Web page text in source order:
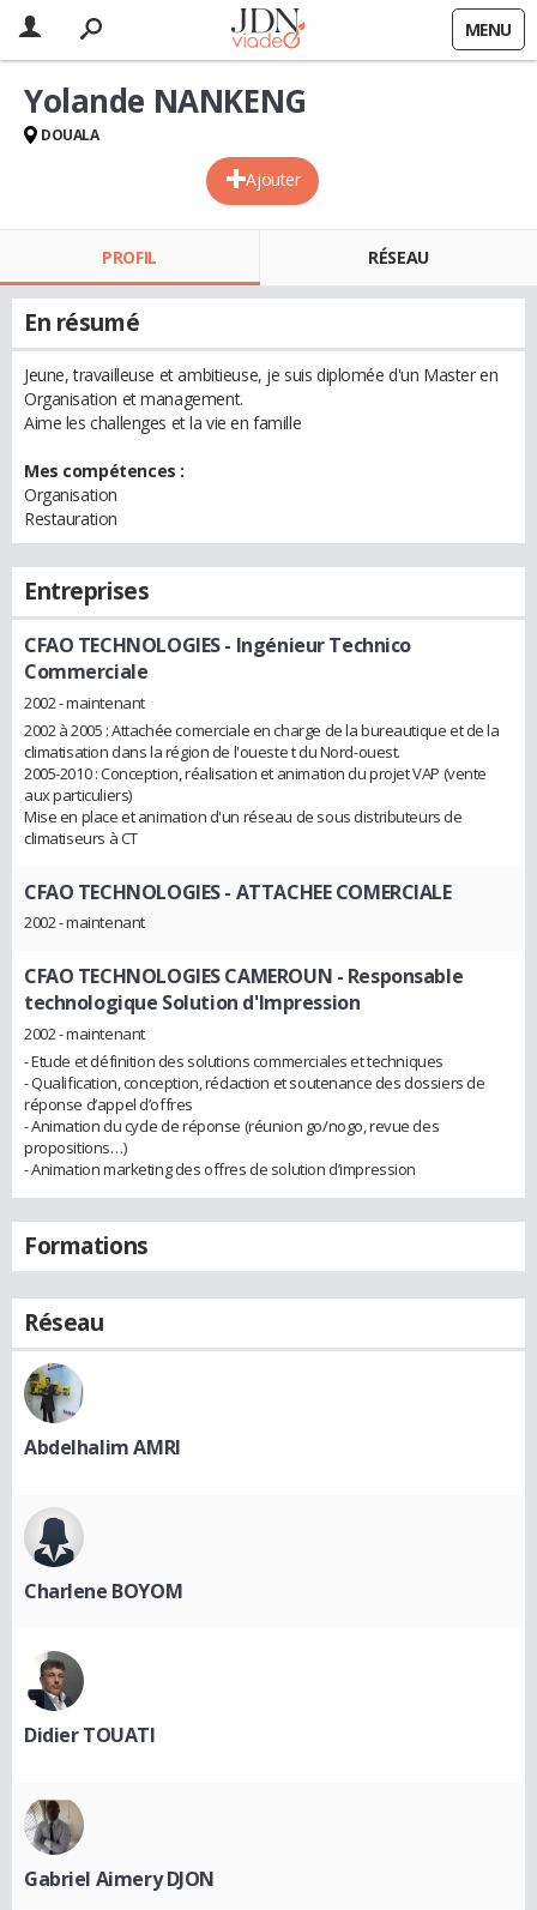
MENU
Ajouter
Yolande NANKENG
DOUALA
PROFIL RÉSEAU
En résumé
Jeune, travailleuse et ambitieuse, je suis diplomée d'un Master en
Organisation et management.
Aime les challenges et la vie en famille
Mes compétences :
Organisation
Restauration
Entreprises
CFAO TECHNOLOGIES- Ingénieur Technico
Commerciale
2002 - maintenant
2002 à 2005 : Attachée comerciale en charge de la bureautique et de la
climatisation dans la région de l'oueste t du Nord-ouest.
2005-2010 : Conception, réalisation et animation du projet VAP (vente
aux particuliers)
Mise en place et animation d'un réseau de sous distributeurs de
climatiseurs à CT
CFAO TECHNOLOGIES- ATTACHEE COMERCIALE
2002 - maintenant
CFAO TECHNOLOGIES CAMEROUN - Responsable
technologique Solution d'Impression
2002 - maintenant
- Etude et définition des solutions commerciales et techniques
- Qualification, conception, rédaction et soutenance des dossiers de
réponse d’appel d’offres
- Animation du cycle de réponse (réunion go/nogo, revue des
propositions…)
- Animation marketing des offres de solution d’impression
Formations
Réseau
Abdelhalim AMRI
Charlene BOYOM
Didier TOUATI
Gabriel Aimery DJON